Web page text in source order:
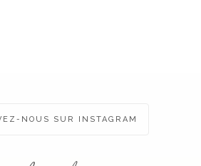
NOUS SUR INSTAGRAM